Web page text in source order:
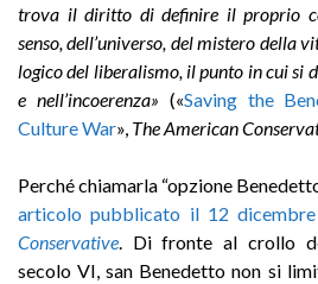
trova il diritto di definire il proprio
senso, dell’universo, del mistero della
logico del liberalismo, il punto in cui si
e nell’incoerenza» («Saving the
Culture War», The American
Perché chiamarla “opzione
articolo pubblicato il 12
Conservative . Di fronte al crollo
secolo VI, san Benedetto non si